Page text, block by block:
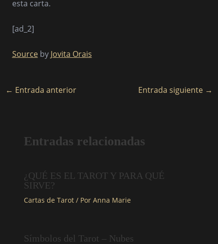
esta carta.
[ad_2]
Sourceby Jovita Orais
← Entrada anterior Entrada siguiente →
Entradas relacionadas
¿QUÉ ES EL TAROT Y PARA QUÉ
SIRVE?
Cartas de Tarot/ Por Anna Marie
Símbolos del Tarot – Nubes